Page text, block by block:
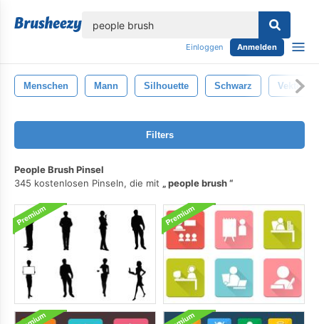
Einloggen Anmelden
Menschen Mann Silhouette Schwarz Vektor
Filters
People Brush Pinsel
345 kostenlosen Pinseln, die mit
people brush